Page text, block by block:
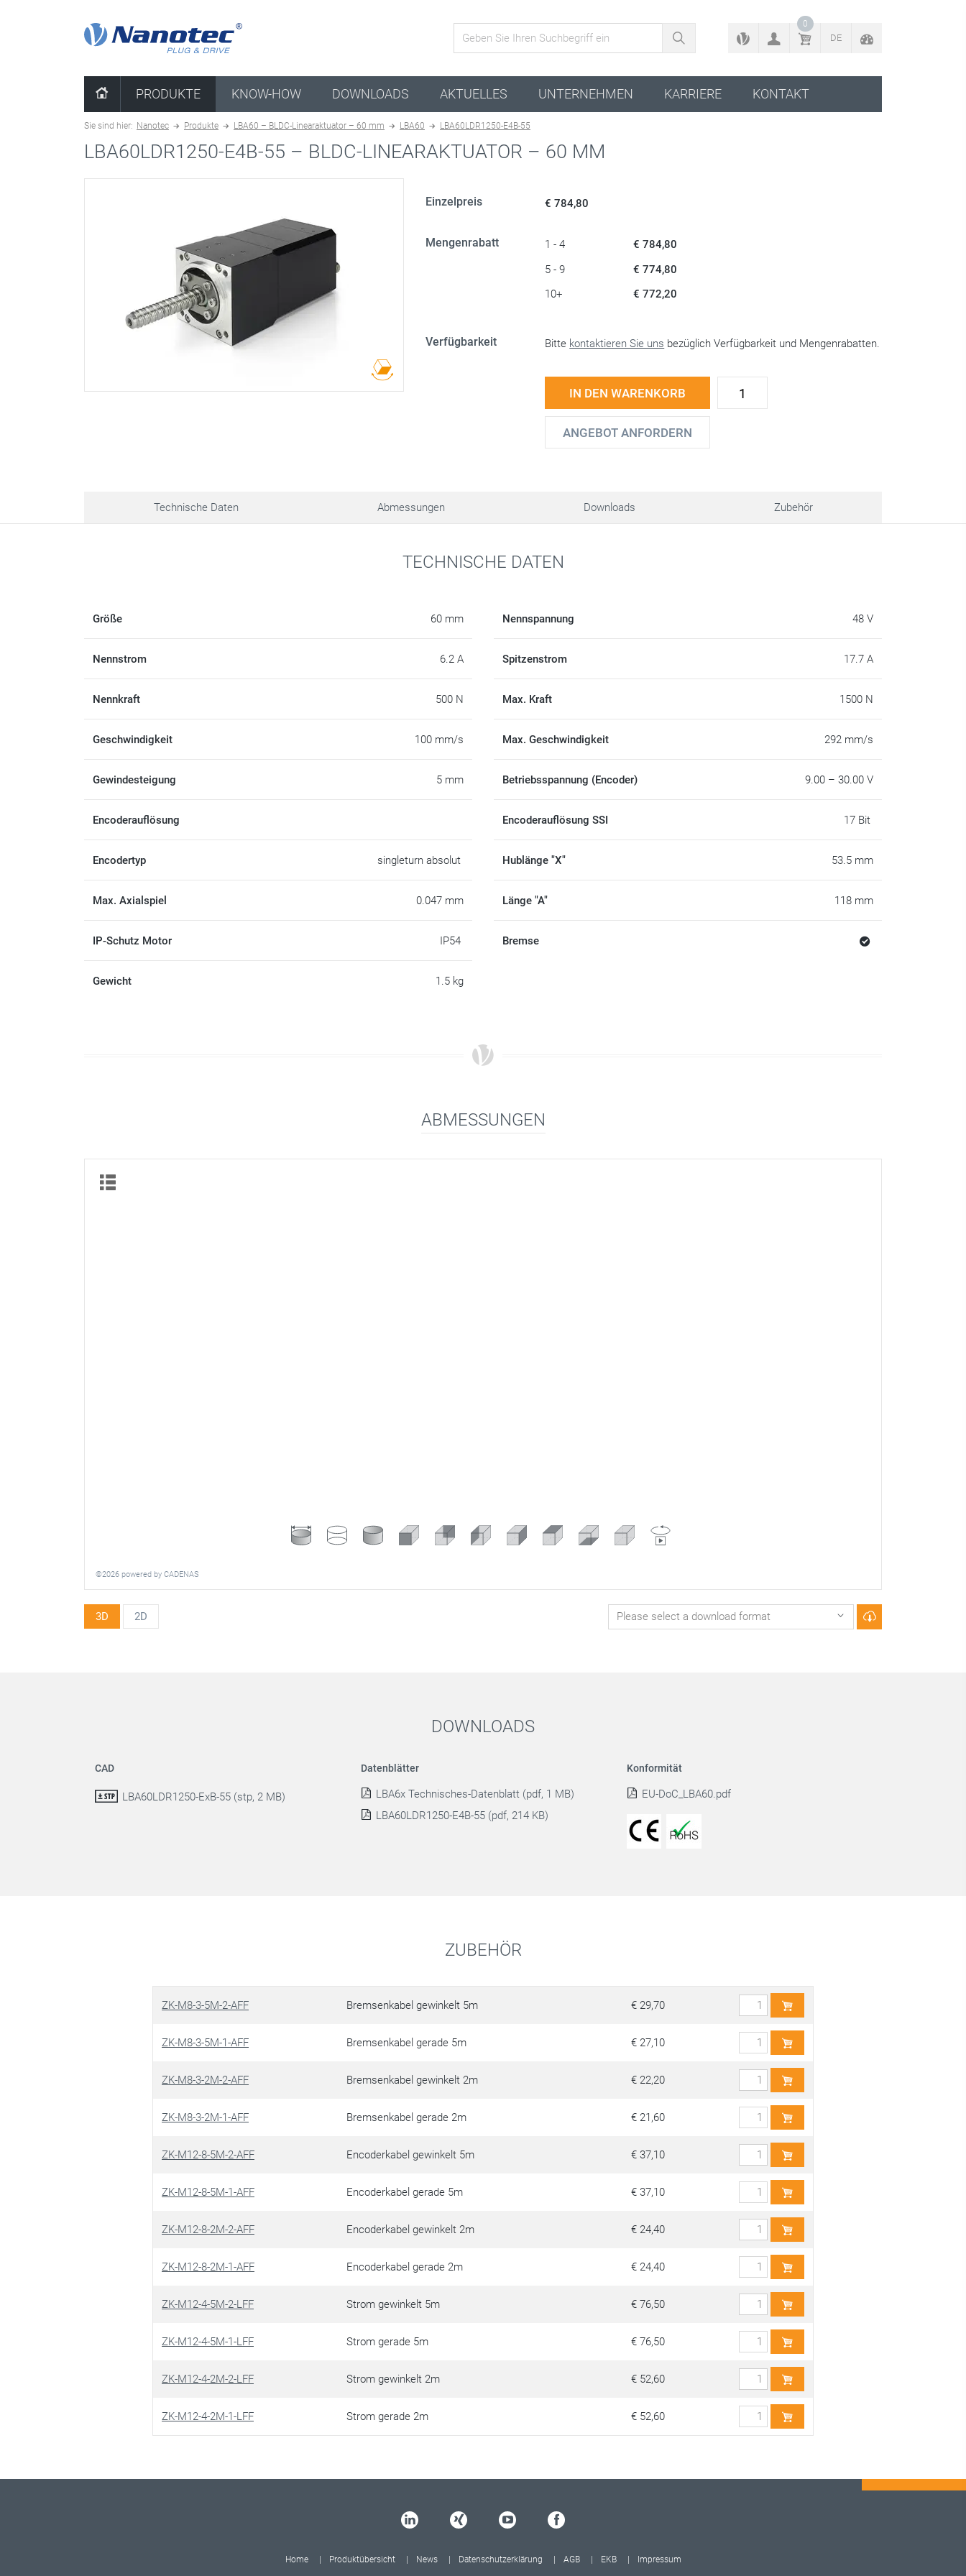
ZURÜCK ZUM KONFIGURATOR
0
DE
PRODUKTE KNOW-HOW DOWNLOADS AKTUELLES UNTERNEHMEN KARRIERE KONTAKT
Sie sind hier: Nanotec Produkte LBA60 – BLDC-Linearaktuator – 60 mm LBA60 LBA60LDR1250-E4B-55
LBA60LDR1250-E4B-55 – BLDC-LINEARAKTUATOR – 60 MM
Einzelpreis € 784,80
Mengenrabatt 1 - 4
€ 784,80
5 - 9
€ 774,80
10+
€ 772,20
Verfügbarkeit Bitte kontaktieren Sie uns bezüglich Verfügbarkeit und Mengenrabatten.
IN DEN WARENKORB
ANGEBOT ANFORDERN
Technische Daten Abmessungen Downloads Zubehör
TECHNISCHE DATEN
Größe 60 mm
Nennstrom 6.2 A
Nennkraft 500 N
Geschwindigkeit 100 mm/s
Gewindesteigung 5 mm
Encoderauflösung
Encodertyp singleturn absolut
Max. Axialspiel 0.047 mm
IP-Schutz Motor IP54
Gewicht 1.5 kg
Nennspannung 48 V
Spitzenstrom 17.7 A
Max. Kraft 1500 N
Max. Geschwindigkeit 292 mm/s
Betriebsspannung (Encoder) 9.00 – 30.00 V
Encoderauflösung SSI 17 Bit
Hublänge "X" 53.5 mm
Länge "A" 118 mm
Bremse
ABMESSUNGEN
©2026 powered by CADENAS
3D 2D
DOWNLOADS
CAD
LBA60LDR1250-ExB-55 (stp, 2 MB)
Datenblätter
LBA6x Technisches-Datenblatt (pdf, 1 MB)
LBA60LDR1250-E4B-55 (pdf, 214 KB)
Konformität
EU-DoC_LBA60.pdf
ZUBEHÖR
ZK-M8-3-5M-2-AFF Bremsenkabel gewinkelt 5m € 29,70
ZK-M8-3-5M-1-AFF Bremsenkabel gerade 5m € 27,10
ZK-M8-3-2M-2-AFF Bremsenkabel gewinkelt 2m € 22,20
ZK-M8-3-2M-1-AFF Bremsenkabel gerade 2m € 21,60
ZK-M12-8-5M-2-AFF Encoderkabel gewinkelt 5m € 37,10
ZK-M12-8-5M-1-AFF Encoderkabel gerade 5m € 37,10
ZK-M12-8-2M-2-AFF Encoderkabel gewinkelt 2m € 24,40
ZK-M12-8-2M-1-AFF Encoderkabel gerade 2m € 24,40
ZK-M12-4-5M-2-LFF Strom gewinkelt 5m € 76,50
ZK-M12-4-5M-1-LFF Strom gerade 5m € 76,50
ZK-M12-4-2M-2-LFF Strom gewinkelt 2m € 52,60
ZK-M12-4-2M-1-LFF Strom gerade 2m € 52,60
Home Produktübersicht News Datenschutzerklärung AGB EKB Impressum